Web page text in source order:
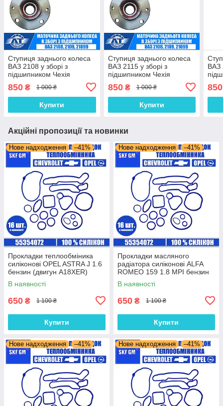
Ступиця заднього колеса
ВАЗ 2108 у зборі з
підшипником Чехія
850 ₴ 1 000 ₴
Купити
Ступиця заднього колеса
ВАЗ 2115 у зборі з
підшипником Чехія
850₴ 1 000 ₴
Купити
ВАЗ
850
Акційні пропозиції та новинки
Нове надходження –41%
Прокладки теплообміника
силіконові OPEL ASTRA J 1.6
бензин (двигун A18XER)
комплект 16 шт.
В наявності
650 ₴ 1 100 ₴
Купити
Нове надходження –41%
Прокладки масляного
радіатора силіконові ALFA
ROMEO 159 1.8 MPI бензин
(двигун 939A4.000) комплект
16 шт.
В наявності
650 ₴ 1 100 ₴
Купити
Нове надходження –41% Нове надходження –41%